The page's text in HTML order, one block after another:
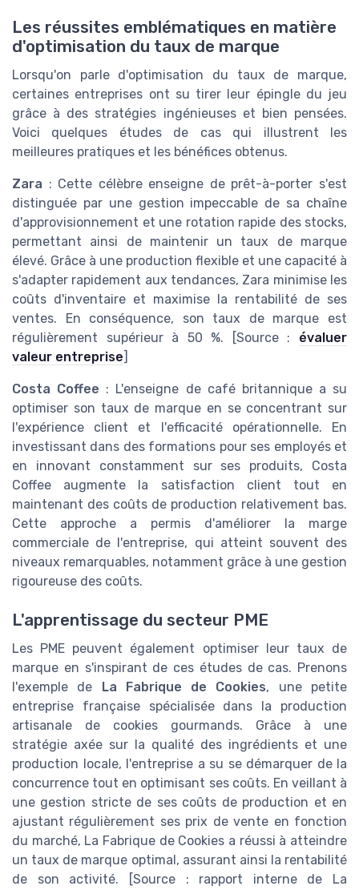
Les réussites emblématiques en matière
d'optimisation du taux de marque
Lorsqu'on parle d'optimisation du taux de marque,
certaines entreprises ont su tirer leur épingle du jeu
grâce à des stratégies ingénieuses et bien pensées.
Voici quelques études de cas qui illustrent les
meilleures pratiques et les bénéfices obtenus.
Zara : Cette célèbre enseigne de prêt-à-porter s'est
distinguée par une gestion impeccable de sa chaîne
d'approvisionnement et une rotation rapide des stocks,
permettant ainsi de maintenir un taux de marque
élevé. Grâce à une production flexible et une capacité à
s'adapter rapidement aux tendances, Zara minimise les
coûts d'inventaire et maximise la rentabilité de ses
ventes. En conséquence, son taux de marque est
régulièrement supérieur à 50 %.
[Source : évaluer
valeur entreprise]
Costa Coffee : L'enseigne de café britannique a su
optimiser son taux de marque en se concentrant sur
l'expérience client et l'efficacité opérationnelle. En
investissant dans des formations pour ses employés et
en innovant constamment sur ses produits, Costa
Coffee augmente la satisfaction client tout en
maintenant des coûts de production relativement bas.
Cette approche a permis d'améliorer la marge
commerciale de l'entreprise, qui atteint souvent des
niveaux remarquables, notamment grâce à une gestion
rigoureuse des coûts.
L'apprentissage du secteur PME
Les PME peuvent également optimiser leur taux de
marque en s'inspirant de ces études de cas. Prenons
l'exemple de La Fabrique de Cookies, une petite
entreprise française spécialisée dans la production
artisanale de cookies gourmands. Grâce à une
stratégie axée sur la qualité des ingrédients et une
production locale, l'entreprise a su se démarquer de la
concurrence tout en optimisant ses coûts. En veillant à
une gestion stricte de ses coûts de production et en
ajustant régulièrement ses prix de vente en fonction
du marché, La Fabrique de Cookies a réussi à atteindre
un taux de marque optimal, assurant ainsi la rentabilité
de son activité.
[Source : rapport interne de La